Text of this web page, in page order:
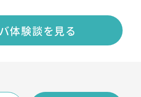
体験談を見る